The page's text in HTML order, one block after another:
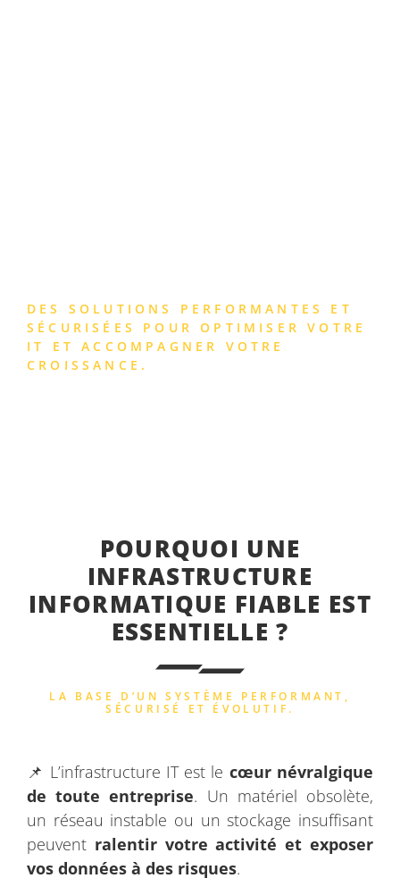
DES SOLUTIONS PERFORMANTES ET
SÉCURISÉES POUR OPTIMISER VOTRE
IT ET ACCOMPAGNER VOTRE
CROISSANCE.
POURQUOI UNE
INFRASTRUCTURE
INFORMATIQUE FIABLE EST
ESSENTIELLE ?
LA BASE D’UN SYSTÈME PERFORMANT,
SÉCURISÉ ET ÉVOLUTIF.
📌 L’infrastructure IT est le cœur névralgique
de toute entreprise. Un matériel obsolète,
un réseau instable ou un stockage insuffisant
peuvent ralentir votre activité et exposer
vos données à des risques.